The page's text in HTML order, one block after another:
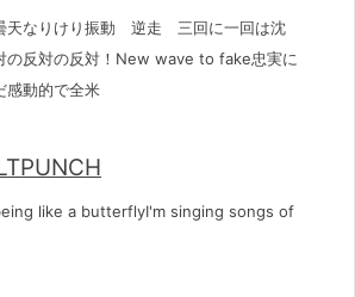
なりけり振動 逆走 三回に一回は沈
反対の反対！New wave to fake忠実に
感動的で全米
like a butterflyI'm singing songs of